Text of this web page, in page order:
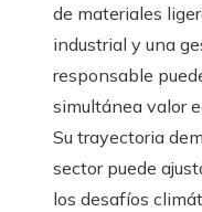
de materiales
industrial y una
responsable
simultánea valor
Su trayectoria
sector puede
los desafíos